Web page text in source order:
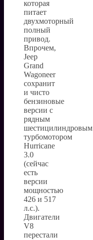
которая
питает
двухмоторный
полный
привод.
Впрочем,
Jeep
Grand
Wagoneer
сохранит
и чисто
бензиновые
версии с
рядным
шестицилиндровым
турбомотором
Hurricane
3.0
(сейчас
есть
версии
мощностью
426 и 517
л.с.).
Двигатели
V8
перестали